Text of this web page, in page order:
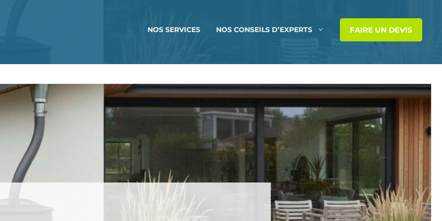
NOS SERVICES NOS CONSEILS D’EXPERTS FAIRE UN DEVIS